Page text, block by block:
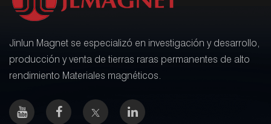
Jinlun Magnet se especializó en investigación y desarrollo,
producción y venta de tierras raras permanentes de alto
rendimiento Materiales magnéticos.